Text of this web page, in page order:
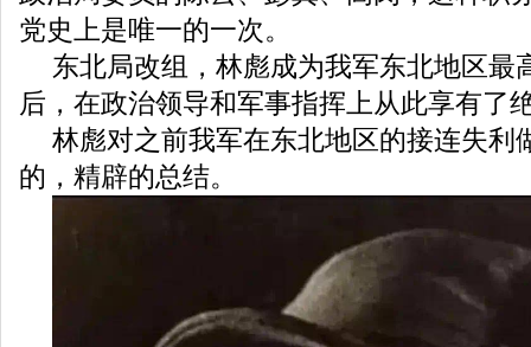
党史上是唯一的一次。
东北局改组，林彪成为我军东北地区最
后，在政治领导和军事指挥上从此享有了
林彪对之前我军在东北地区的接连失利
的，精辟的总结。